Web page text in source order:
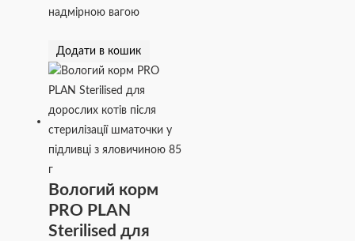
надмірною вагою
Додати в кошик
Вологий корм
PRO PLAN
Sterilised для